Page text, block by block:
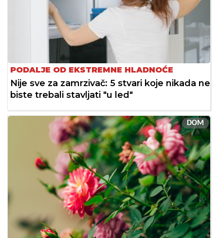
PODALJE OD EKSTREMNE HLADNOĆE
Nije sve za zamrzivač: 5 stvari koje nikada ne
biste trebali stavljati "u led"
DOM